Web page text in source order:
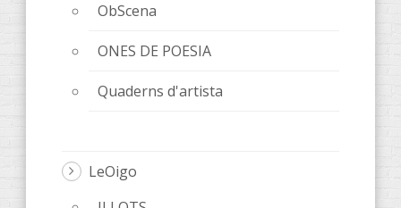
ObScena
ONES DE POESIA
Quaderns d'artista
LeOigo